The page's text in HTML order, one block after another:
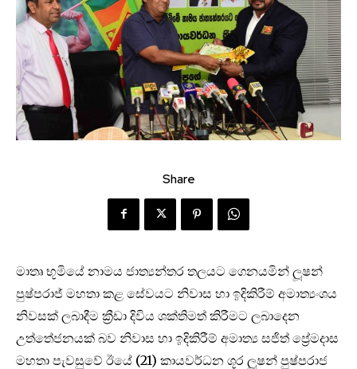
Share
මාතෘ භූමියේ නාමය ජාත්‍යන්තර තලයට ගෙනයමින් ලූෂන්
පුෂ්පරාජ් මහතා කළ සේවයට නිවාස හා ඉදිකිරීම් අමාත්‍යංශය
නිවසක් ලබාදීම ක්‍රීඩා දිවිය ශක්තිමත් කිරීමට ලබාදෙන
උත්තේජනයක් බව නිවාස හා ඉදිකිරීම් අමාත්‍ය සජිත් ප්‍රේමදාස
මහතා පැවසුවේ ඊයේ (21) කායවර්ධන ශූර ලූෂන් පුෂ්පරාජ